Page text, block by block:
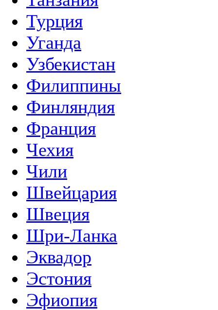
Турция
Уганда
Узбекистан
Филиппины
Финляндия
Франция
Чехия
Чили
Швейцария
Швеция
Шри-Ланка
Эквадор
Эстония
Эфиопия